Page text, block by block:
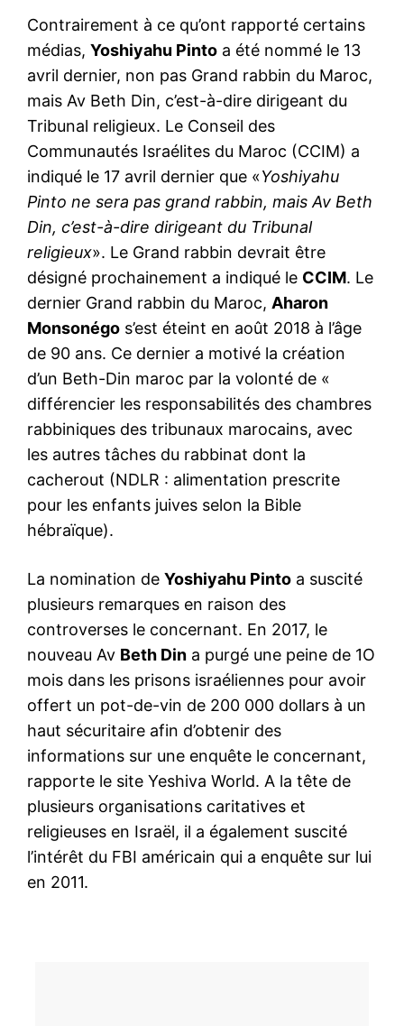
Contrairement à ce qu’ont rapporté certains
médias, Yoshiyahu Pinto a été nommé le 13
avril dernier, non pas Grand rabbin du Maroc,
mais Av Beth Din, c’est-à-dire dirigeant du
Tribunal religieux. Le Conseil des
Communautés Israélites du Maroc (CCIM) a
indiqué le 17 avril dernier que «Yoshiyahu
Pinto ne sera pas grand rabbin, mais Av Beth
Din, c’est-à-dire dirigeant du Tribunal
religieux». Le Grand rabbin devrait être
désigné prochainement a indiqué le CCIM. Le
dernier Grand rabbin du Maroc, Aharon
Monsonégo s’est éteint en août 2018 à l’âge
de 90 ans. Ce dernier a motivé la création
d’un Beth-Din maroc par la volonté de «
différencier les responsabilités des chambres
rabbiniques des tribunaux marocains, avec
les autres tâches du rabbinat dont la
cacherout (NDLR : alimentation prescrite
pour les enfants juives selon la Bible
hébraïque).
La nomination de Yoshiyahu Pinto a suscité
plusieurs remarques en raison des
controverses le concernant. En 2017, le
nouveau Av Beth Din a purgé une peine de 1O
mois dans les prisons israéliennes pour avoir
offert un pot-de-vin de 200 000 dollars à un
haut sécuritaire afin d’obtenir des
informations sur une enquête le concernant,
rapporte le site Yeshiva World. A la tête de
plusieurs organisations caritatives et
religieuses en Israël, il a également suscité
l’intérêt du FBI américain qui a enquête sur lui
en 2011.